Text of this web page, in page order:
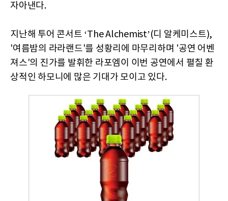
자아낸다.
지난해 투어 콘서트 ‘The Alchemist’(디 알케미스트),
'여름밤의 라라랜드'를 성황리에 마무리하며 '공연 어벤
져스'의 진가를 발휘한 라포엠이 이번 공연에서 펼칠 환
상적인 하모니에 많은 기대가 모이고 있다.